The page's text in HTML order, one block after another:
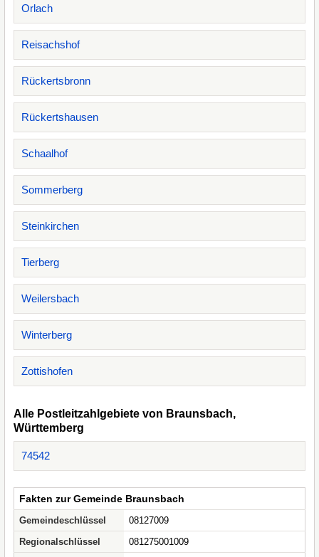
Orlach
Reisachshof
Rückertsbronn
Rückertshausen
Schaalhof
Sommerberg
Steinkirchen
Tierberg
Weilersbach
Winterberg
Zottishofen
Alle Postleitzahlgebiete von Braunsbach,
Württemberg
74542
Fakten zur Gemeinde Braunsbach
Gemeindeschlüssel
08127009
Regionalschlüssel
081275001009